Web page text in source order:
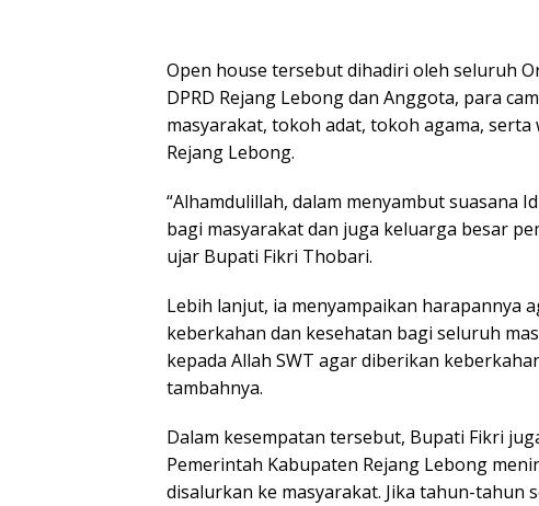
Open house tersebut dihadiri oleh seluruh
DPRD Rejang Lebong dan Anggota, para
masyarakat, tokoh adat, tokoh agama,
Rejang Lebong.
“Alhamdulillah, dalam menyambut suasana
bagi masyarakat dan juga keluarga besar
ujar Bupati Fikri Thobari.
Lebih lanjut, ia menyampaikan harapannya
keberkahan dan kesehatan bagi seluruh
kepada Allah SWT agar diberikan
tambahnya.
Dalam kesempatan tersebut, Bupati Fikri
Pemerintah Kabupaten Rejang Lebong
disalurkan ke masyarakat. Jika tahun-tahun